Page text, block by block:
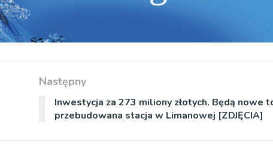
Następny
Inwestycja za 273 miliony złotych. Będą nowe
przebudowana stacja w Limanowej [ZDJĘCIA]